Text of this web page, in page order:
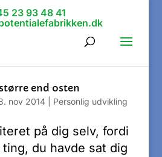
23 93 48 41
end osten
nov 2014| Personlig udvikling
på dig selv, fordi
du havde sat dig